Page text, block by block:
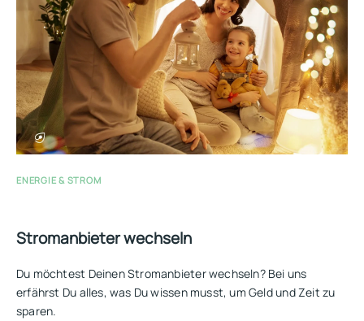
ENERGIE & STROM
Stromanbieter wechseln
Du möchtest Deinen Stromanbieter wechseln? Bei uns
erfährst Du alles, was Du wissen musst, um Geld und Zeit zu
sparen.